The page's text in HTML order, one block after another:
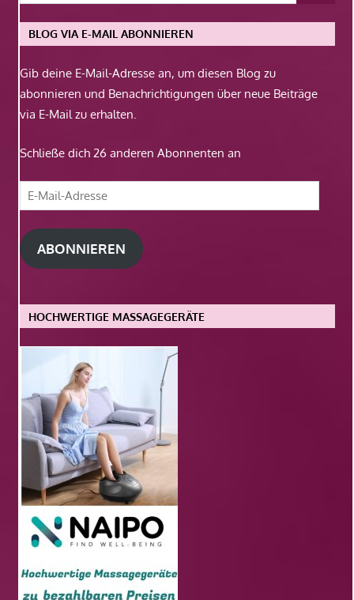
BLOG VIA E-MAIL ABONNIEREN
Gib deine E-Mail-Adresse an, um diesen Blog zu
abonnieren und Benachrichtigungen über neue Beiträge
via E-Mail zu erhalten.
Schließe dich 26 anderen Abonnenten an
E-
Mail-
Adresse
ABONNIEREN
HOCHWERTIGE MASSAGEGERÄTE